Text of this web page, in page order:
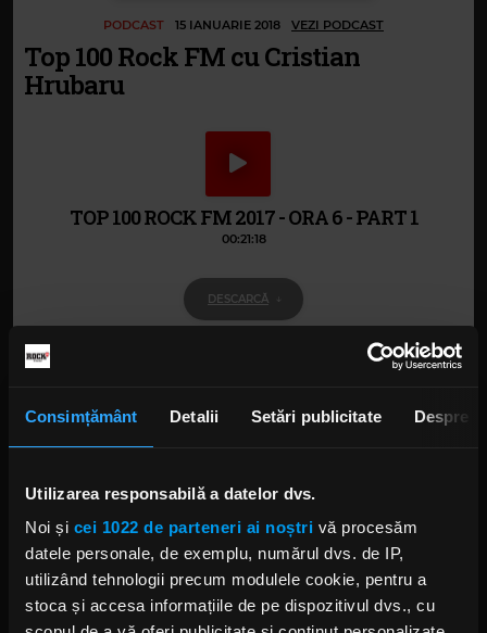
Consimțământ Detalii Setări publicitate Despre
Utilizarea responsabilă a datelor dvs.
Noi și cei 1022 de parteneri ai noștri vă procesăm
datele personale, de exemplu, numărul dvs. de IP,
utilizând tehnologii precum modulele cookie, pentru a
stoca și accesa informațiile de pe dispozitivul dvs., cu
PODCAST 15 IANUARIE 2018 VEZI PODCAST
Top 100 Rock FM cu Cristian
Hrubaru
TOP 100 ROCK FM 2017 - ORA 6 - PART 1
00:21:18
DESCARCĂ
Alte podcasturi
15 IANUARIE 2018 –00:08:07
TOP 100 ROCK FM 2017 - ORA 10 - PART 2
15 IANUARIE 2018 –00:20:06